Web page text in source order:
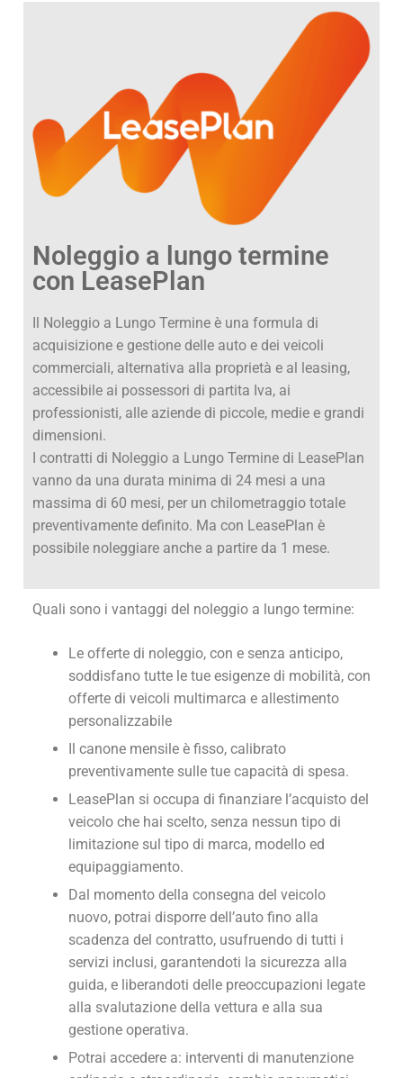
Noleggio a lungo termine
con LeasePlan
Il Noleggio a Lungo Termine è una formula di
acquisizione e gestione delle auto e dei veicoli
commerciali, alternativa alla proprietà e al leasing,
accessibile ai possessori di partita Iva, ai
professionisti, alle aziende di piccole, medie e grandi
dimensioni.
I contratti di Noleggio a Lungo Termine di LeasePlan
vanno da una durata minima di 24 mesi a una
massima di 60 mesi, per un chilometraggio totale
preventivamente definito. Ma con LeasePlan è
possibile noleggiare anche a partire da 1 mese.
Quali sono i vantaggi del noleggio a lungo termine:
Le offerte di noleggio, con e senza anticipo,
soddisfano tutte le tue esigenze di mobilità, con
offerte di veicoli multimarca e allestimento
personalizzabile
Il canone mensile è fisso, calibrato
preventivamente sulle tue capacità di spesa.
LeasePlan si occupa di finanziare l’acquisto del
veicolo che hai scelto, senza nessun tipo di
limitazione sul tipo di marca, modello ed
equipaggiamento.
Dal momento della consegna del veicolo
nuovo, potrai disporre dell’auto fino alla
scadenza del contratto, usufruendo di tutti i
servizi inclusi, garantendoti la sicurezza alla
guida, e liberandoti delle preoccupazioni legate
alla svalutazione della vettura e alla sua
gestione operativa.
Potrai accedere a: interventi di manutenzione